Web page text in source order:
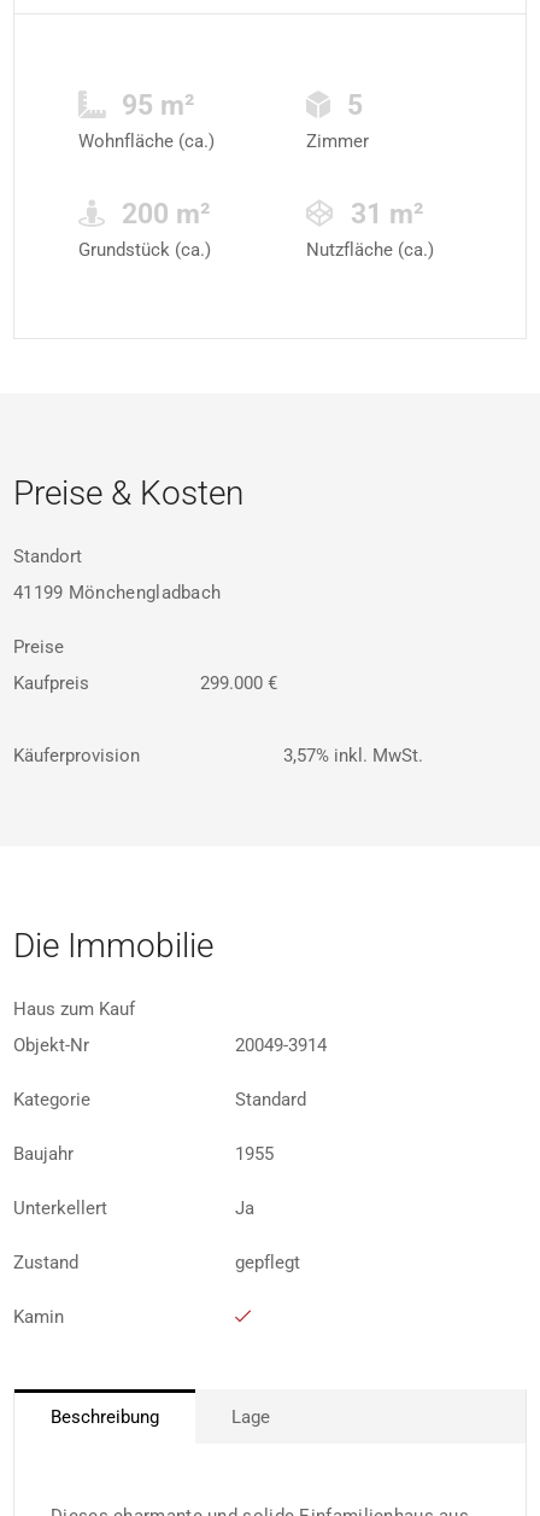
95 m²
Wohnfläche (ca.)
5
Zimmer
200 m²
Grundstück (ca.)
31 m²
Nutzfläche (ca.)
Preise & Kosten
Standort
41199 Mönchengladbach
Preise
Kaufpreis
299.000 €
Käuferprovision 3,57% inkl. MwSt.
Die Immobilie
Haus zum Kauf
Objekt-Nr
20049-3914
Kategorie Standard
Baujahr 1955
Unterkellert Ja
Zustand gepflegt
Kamin
Beschreibung Lage